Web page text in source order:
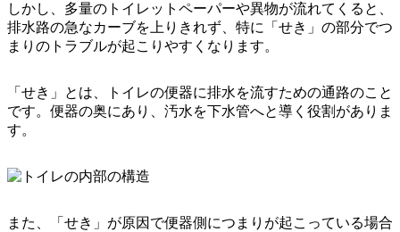
しかし、多量のトイレットペーパーや異物が流れてくると、
排水路の急なカーブを上りきれず、特に「せき」の部分でつ
まりのトラブルが起こりやすくなります。
「せき」とは、トイレの便器に排水を流すための通路のこと
です。便器の奥にあり、汚水を下水管へと導く役割がありま
す。
また、「せき」が原因で便器側につまりが起こっている場合